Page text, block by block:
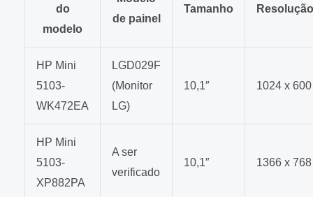
do
modelo
de painel
Tamanho Resolução
HP Mini
5103-
WK472EA
LGD029F
(Monitor
LG)
10,1″ 1024 x 600
HP Mini
5103-
XP882PA
A ser
verificado
10,1″ 1366 x 768